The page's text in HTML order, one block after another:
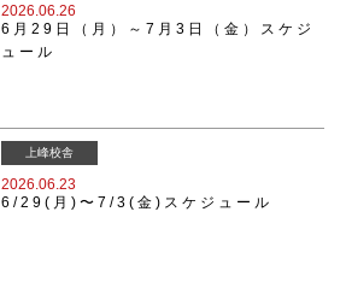
2026.06.26
6月29日（月）～7月3日（金）スケジ
ュール
上峰校舎
2026.06.23
6/29(月)〜7/3(金)スケジュール